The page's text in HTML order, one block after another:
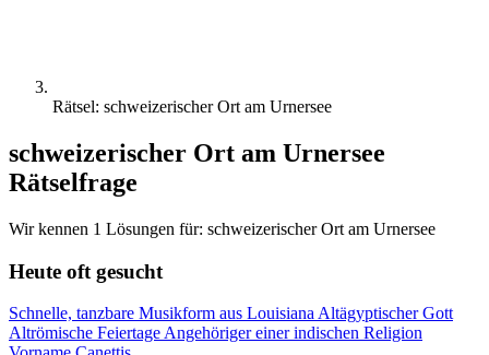
Rätsel: schweizerischer Ort am Urnersee
schweizerischer Ort am Urnersee
Rätselfrage
Wir kennen 1 Lösungen für: schweizerischer Ort am Urnersee
Heute oft gesucht
Schnelle, tanzbare Musikform aus Louisiana Altägyptischer Gott
Altrömische Feiertage Angehöriger einer indischen Religion